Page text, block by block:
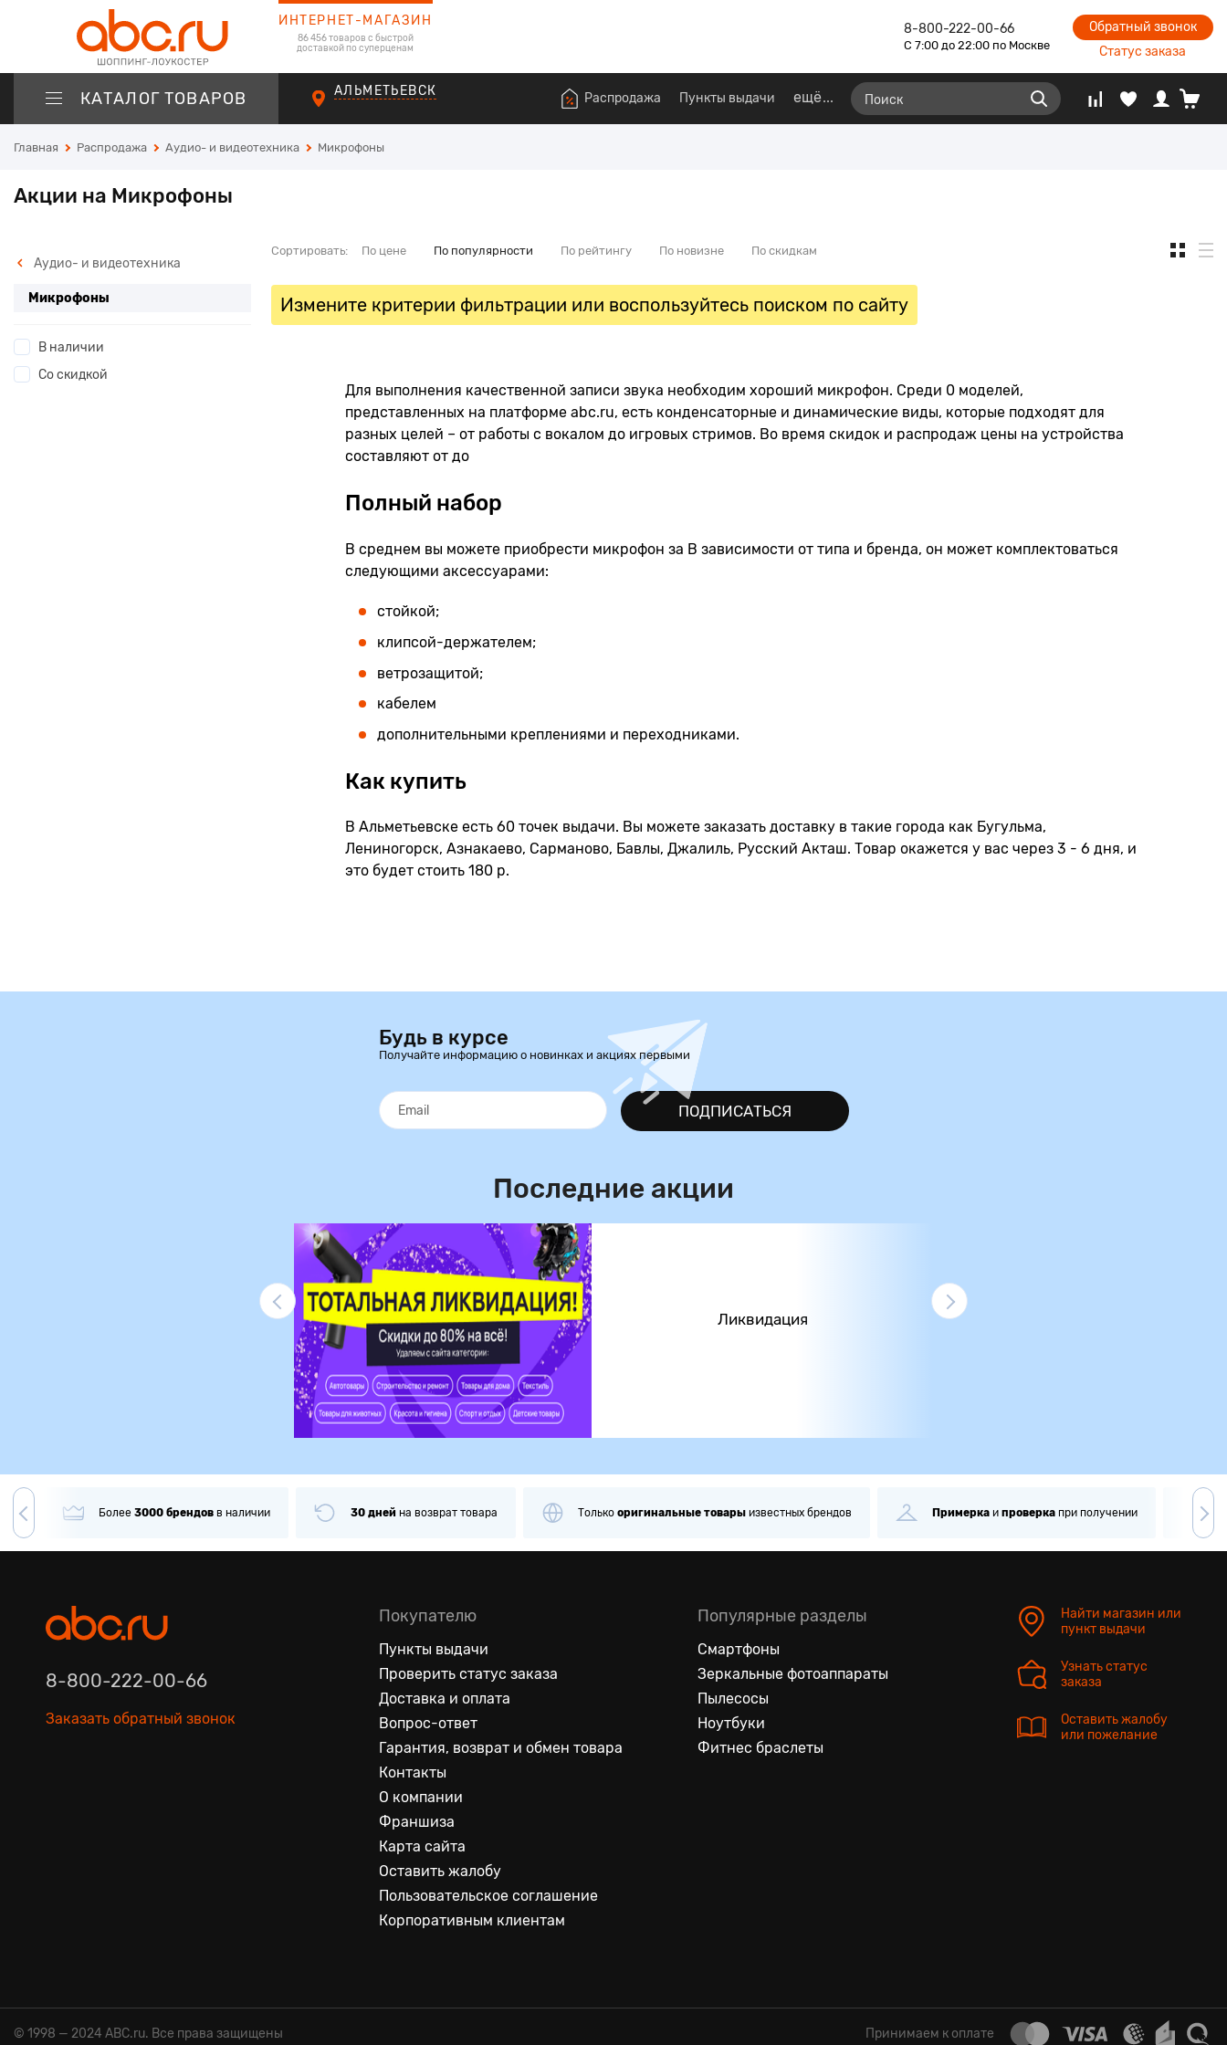
ИНТЕРНЕТ-МАГАЗИН
86 456 товаров с быстрой
доставкой по суперценам
8-800-222-00-66
С 7:00 до 22:00 по Москве
Обратный звонок
Статус заказа
КАТАЛОГ ТОВАРОВ АЛЬМЕТЬЕВСК Распродажа Пункты выдачи ещё
Главная Распродажа Аудио- и видеотехника Микрофоны
Акции на Микрофоны
Аудио- и видеотехника
Микрофоны
В наличии
Со скидкой
Сортировать: По цене По популярности По рейтингу По новизне По скидкам
Измените критерии фильтрации или воспользуйтесь поиском по сайту
Для выполнения качественной записи звука необходим хороший микрофон. Среди 0 моделей,
представленных на платформе abc.ru, есть конденсаторные и динамические виды, которые подходят для
разных целей – от работы с вокалом до игровых стримов. Во время скидок и распродаж цены на устройства
составляют от до
Полный набор
В среднем вы можете приобрести микрофон за В зависимости от типа и бренда, он может комплектоваться
следующими аксессуарами:
стойкой;
клипсой-держателем;
ветрозащитой;
кабелем
дополнительными креплениями и переходниками.
Как купить
В Альметьевске есть 60 точек выдачи. Вы можете заказать доставку в такие города как Бугульма,
Лениногорск, Азнакаево, Сарманово, Бавлы, Джалиль, Русский Акташ. Товар окажется у вас через 3 - 6 дня, и
это будет стоить 180 р.
Будь в курсе
Получайте информацию о новинках и акциях первыми
ПОДПИСАТЬСЯ
Последние акции
Ликвидация
Более 3000 брендов в наличии 30 дней на возврат товара Только оригинальные товары известных брендов Примерка и проверка при получении
8-800-222-00-66
Заказать обратный звонок
Покупателю
Пункты выдачи
Проверить статус заказа
Доставка и оплата
Вопрос-ответ
Гарантия, возврат и обмен товара
Контакты
О компании
Франшиза
Карта сайта
Оставить жалобу
Пользовательское соглашение
Корпоративным клиентам
Популярные разделы
Смартфоны
Зеркальные фотоаппараты
Пылесосы
Ноутбуки
Фитнес браслеты
Найти магазин или
пункт выдачи
Узнать статус
заказа
Оставить жалобу
или пожелание
© 1998 — 2024 ABC.ru. Все права защищены Принимаем к оплате